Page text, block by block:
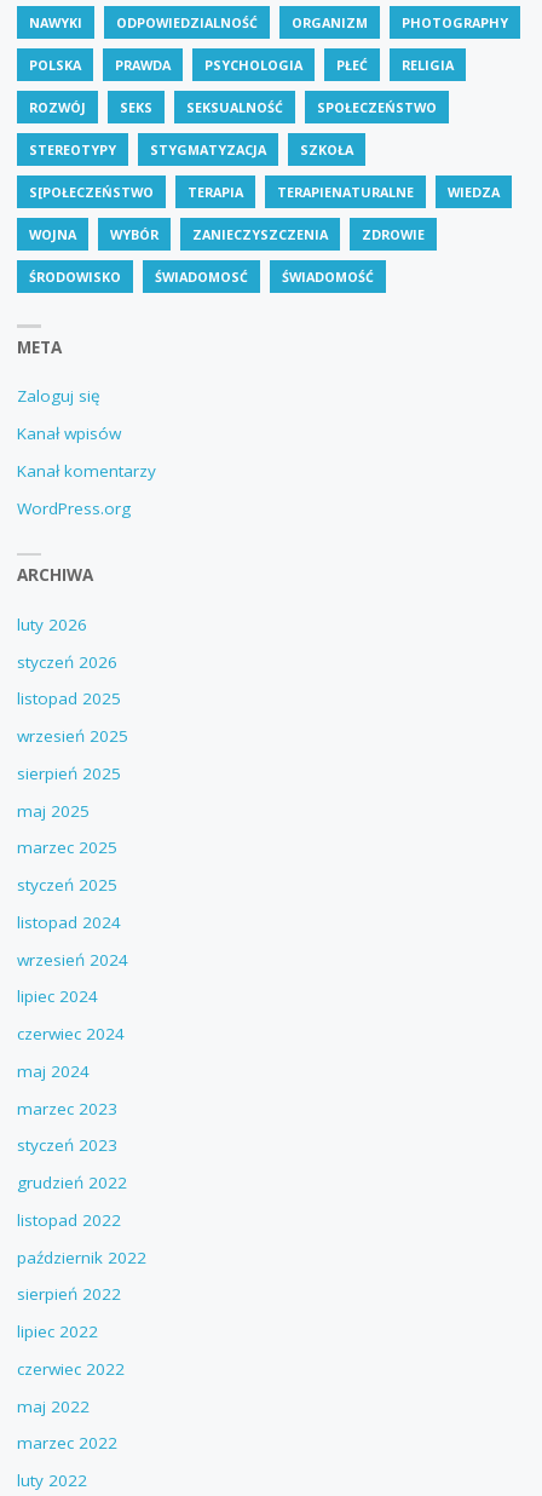
NAWYKI ODPOWIEDZIALNOŚĆ ORGANIZM PHOTOGRAPHY
POLSKA PRAWDA PSYCHOLOGIA PŁEĆ RELIGIA
ROZWÓJ SEKS SEKSUALNOŚĆ SPOŁECZEŃSTWO
STEREOTYPY STYGMATYZACJA SZKOŁA
S[POŁECZEŃSTWO TERAPIA TERAPIENATURALNE WIEDZA
WOJNA WYBÓR ZANIECZYSZCZENIA ZDROWIE
ŚRODOWISKO ŚWIADOMOSĆ ŚWIADOMOŚĆ
META
Zaloguj się
Kanał wpisów
Kanał komentarzy
WordPress.org
ARCHIWA
luty 2026
styczeń 2026
listopad 2025
wrzesień 2025
sierpień 2025
maj 2025
marzec 2025
styczeń 2025
listopad 2024
wrzesień 2024
lipiec 2024
czerwiec 2024
maj 2024
marzec 2023
styczeń 2023
grudzień 2022
listopad 2022
październik 2022
sierpień 2022
lipiec 2022
czerwiec 2022
maj 2022
marzec 2022
luty 2022